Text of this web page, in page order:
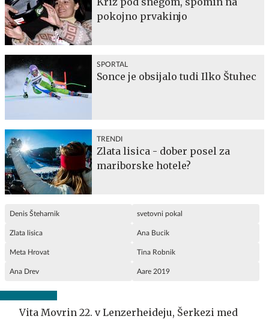
pokojno prvakinjo
SPORTAL
Sonce je obsijalo tudi Ilko Štuhec
TRENDI
Zlata lisica - dober posel za
mariborske hotele?
Denis Šteharnik svetovni pokal
Zlata lisica Ana Bucik
Meta Hrovat Tina Robnik
Ana Drev Aare 2019
Vita Movrin 22. v Lenzerheideju, Šerkezi med